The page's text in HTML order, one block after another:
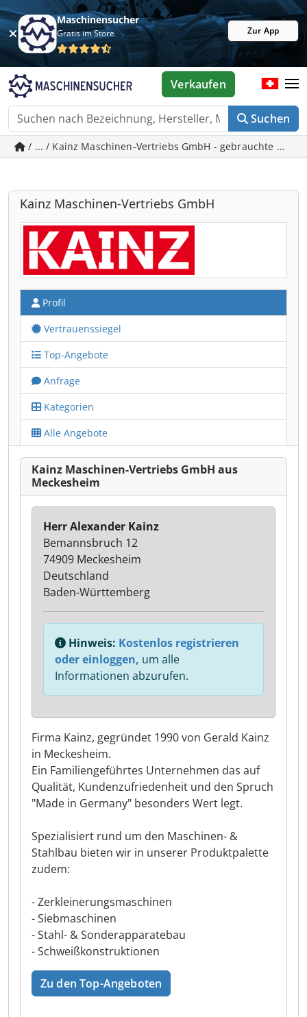
Maschinensucher
Gratis im Store Zur App
Suchen
Verkaufen
/ ... / Kainz Maschinen-Vertriebs GmbH - gebrauchte
Kainz Maschinen-Vertriebs GmbH
Profil
Vertrauenssiegel
Top-Angebote
Anfrage
Kategorien
Alle Angebote
Kainz Maschinen-Vertriebs GmbH aus
Meckesheim
Firma Kainz, gegründet 1990 von Gerald Kainz
in Meckesheim.
Ein Familiengeführtes Unternehmen das auf
Qualität, Kundenzufriedenheit und den Spruch
"Made in Germany" besonders Wert legt.
Spezialisiert rund um den Maschinen- &
Stahlbau bieten wir in unserer Produktpalette
zudem:
- Zerkleinerungsmaschinen
- Siebmaschinen
- Stahl- & Sonderapparatebau
- Schweißkonstruktionen
Zu den Top-Angeboten
Herr Alexander Kainz
Bemannsbruch 12
74909 Meckesheim
Deutschland
Baden-Württemberg
Hinweis: Kostenlos registrieren
oder einloggen, um alle
Informationen abzurufen.